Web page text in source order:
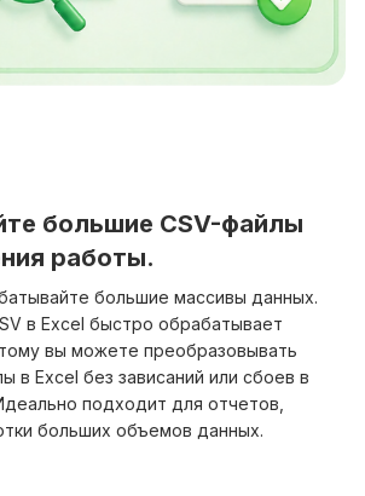
большие CSV-файлы
работы.
большие массивы данных.
в Excel быстро обрабатывает
вы можете преобразовывать
в Excel без зависаний или сбоев в
подходит для отчетов,
больших объемов данных.